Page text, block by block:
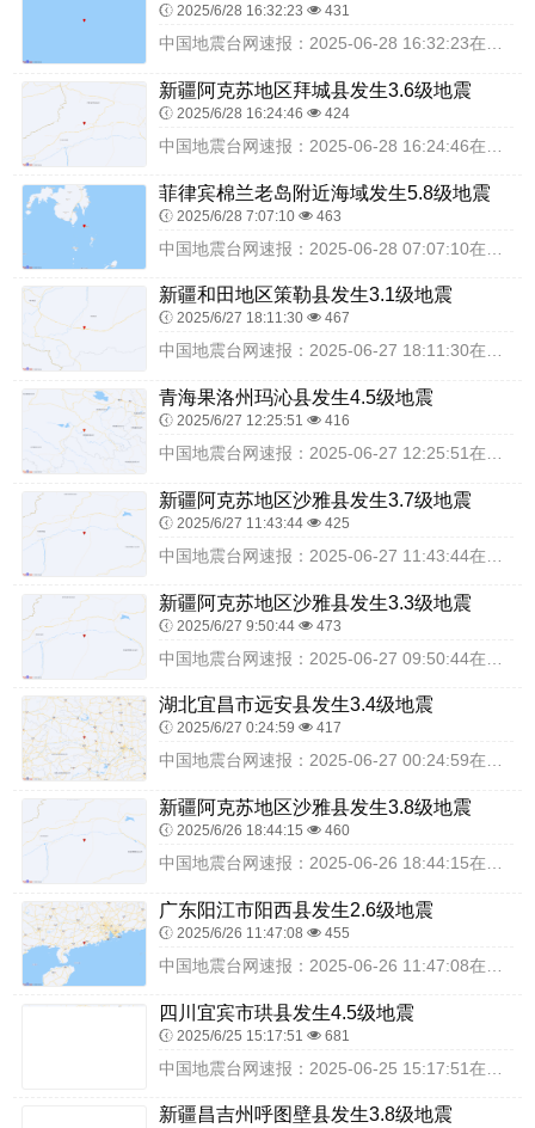
2025/6/28 16:32:23 431
新疆阿克苏地区拜城县发生3.6级地震
2025/6/28 16:24:46 424
菲律宾棉兰老岛附近海域发生5.8级地震
2025/6/28 7:07:10 463
新疆和田地区策勒县发生3.1级地震
2025/6/27 18:11:30 467
中国地震台网速报：2025-06-27 18:11:30在新疆和田地区策勒县（北纬36.96度，东经80.69度）发生3.1级地震，震源深度18千米，最终结果以...
青海果洛州玛沁县发生4.5级地震
2025/6/27 12:25:51 416
新疆阿克苏地区沙雅县发生3.7级地震
2025/6/27 11:43:44 425
新疆阿克苏地区沙雅县发生3.3级地震
2025/6/27 9:50:44 473
湖北宜昌市远安县发生3.4级地震
2025/6/27 0:24:59 417
中国地震台网速报：2025-06-27 00:24:59在湖北宜昌市远安县（北纬31.29度，东经111.32度）发生3.4级地震，震源深度8千米，最终结果以实...
新疆阿克苏地区沙雅县发生3.8级地震
2025/6/26 18:44:15 460
广东阳江市阳西县发生2.6级地震
2025/6/26 11:47:08 455
四川宜宾市珙县发生4.5级地震
2025/6/25 15:17:51 681
新疆昌吉州呼图壁县发生3.8级地震